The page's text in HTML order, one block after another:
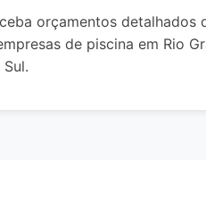
orçamentos detalhados
de piscina em Rio